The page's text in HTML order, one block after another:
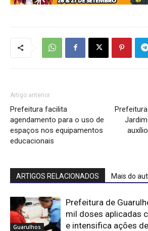
Artigo anterior
Prefeitura facilita
agendamento para o uso de
espaços nos equipamentos
educacionais
ARTIGOS RELACIONADOS Mais do
Guarulhos
Prefeitura de
mil doses aplicadas
e intensifica ações